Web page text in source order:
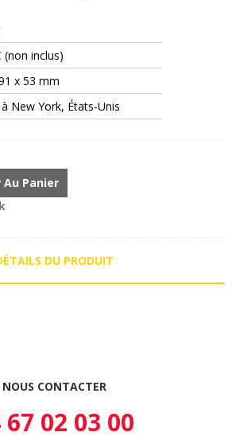
(non inclus)
x 53 mm
New York, États-Unis
Panier
DU PRODUIT
NOUS CONTACTER
67 02 03 00